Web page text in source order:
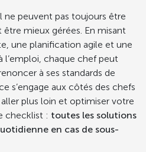
ne peuvent pas toujours être
mieux gérées. En misant
une planification agile et une
l’emploi, chaque chef peut
à ses standards de
s’engage aux côtés des chefs
plus loin et optimiser votre
checklist : toutes les solutions
en cas de sous-